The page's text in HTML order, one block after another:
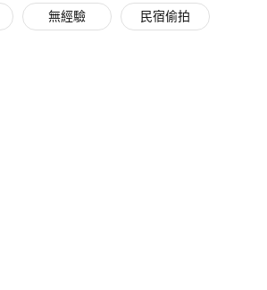
無經驗 民宿偷拍